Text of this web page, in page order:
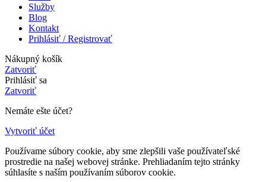
Služby
Blog
Kontakt
Prihlásiť / Registrovať
Nákupný košík
Zatvoriť
Prihlásiť sa
Zatvoriť
Nemáte ešte účet?
Vytvoriť účet
Používame súbory cookie, aby sme zlepšili vaše používateľské
prostredie na našej webovej stránke. Prehliadaním tejto stránky
súhlasíte s naším používaním súborov cookie.